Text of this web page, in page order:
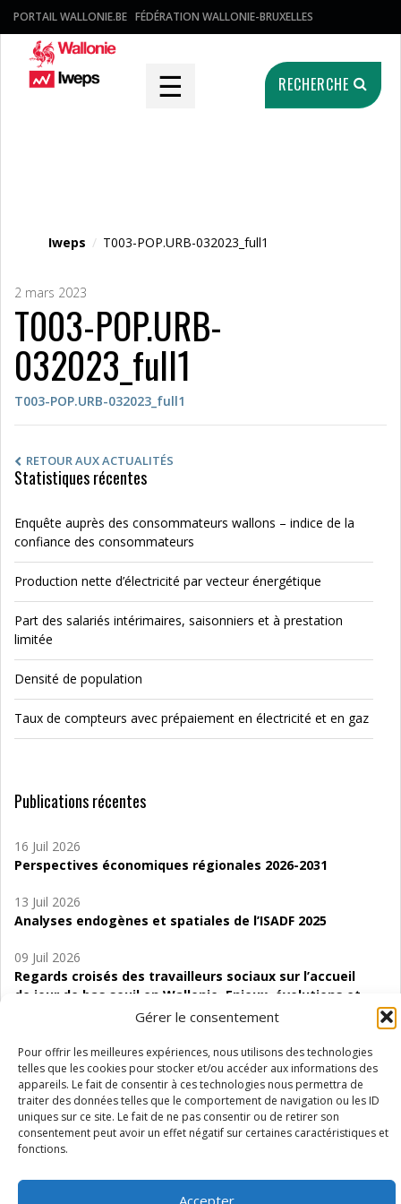
Gérer le consentement
Pour offrir les meilleures expériences, nous utilisons des technologies
telles que les cookies pour stocker et/ou accéder aux informations des
appareils. Le fait de consentir à ces technologies nous permettra de
traiter des données telles que le comportement de navigation ou les ID
uniques sur ce site. Le fait de ne pas consentir ou de retirer son
consentement peut avoir un effet négatif sur certaines caractéristiques et
fonctions.
Accepter
PORTAIL WALLONIE.BE FÉDÉRATION WALLONIE-BRUXELLES
☰ RECHERCHE
Iweps / T003-POP.URB-032023_full1
2 mars 2023
T003-POP.URB-
032023_full1
T003-POP.URB-032023_full1
RETOUR AUX ACTUALITÉS
Statistiques récentes
Enquête auprès des consommateurs wallons – indice de la
confiance des consommateurs
Production nette d’électricité par vecteur énergétique
Part des salariés intérimaires, saisonniers et à prestation
limitée
Densité de population
Taux de compteurs avec prépaiement en électricité et en gaz
Publications récentes
16 Juil 2026
Perspectives économiques régionales 2026-2031
13 Juil 2026
Analyses endogènes et spatiales de l’ISADF 2025
09 Juil 2026
Regards croisés des travailleurs sociaux sur l’accueil
de jour de bas seuil en Wallonie. Enjeux, évolutions et
06 Juil 2026
Étude d’évaluabilité des Structures
d’accompagnement à l’autocréation d’emploi (SAACE)
01 Juil 2026
Pénurie du personnel infirmier :quels indicateurs
Wallonie ?